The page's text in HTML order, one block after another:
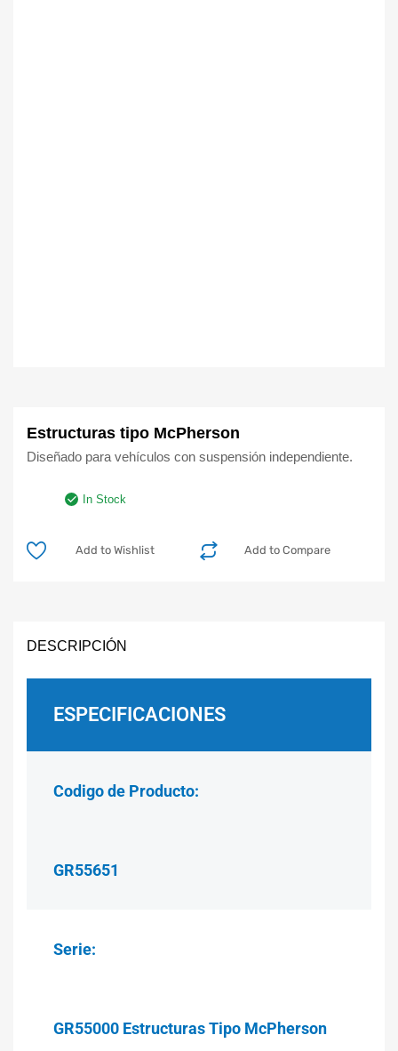
Estructuras tipo McPherson
Diseñado para vehículos con suspensión independiente.
In Stock
Add to Compare
Add to Wishlist
DESCRIPCIÓN
ESPECIFICACIONES
Codigo de Producto:
GR55651
Serie:
GR55000 Estructuras Tipo McPherson